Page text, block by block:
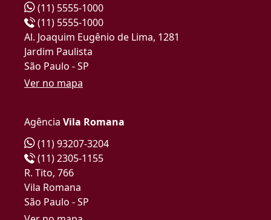
(11) 5555-1000
(11) 5555-1000
Al. Joaquim Eugênio de Lima, 1281
Jardim Paulista
São Paulo - SP
Ver no mapa
Agência Vila Romana
(11) 93207-3204
(11) 2305-1155
R. Tito, 766
Vila Romana
São Paulo - SP